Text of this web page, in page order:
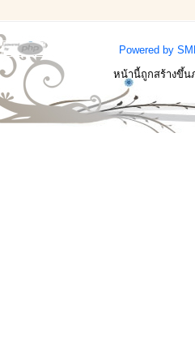
Powered by
หน้านี้ถูกสร้างขึ้น